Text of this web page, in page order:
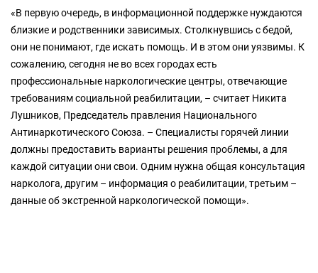
«В первую очередь, в информационной поддержке нуждаются
близкие и родственники зависимых. Столкнувшись с бедой,
они не понимают, где искать помощь. И в этом они уязвимы. К
сожалению, сегодня не во всех городах есть
профессиональные наркологические центры, отвечающие
требованиям социальной реабилитации, – считает Никита
Лушников, Председатель правления Национального
Антинаркотического Союза. – Специалисты горячей линии
должны предоставить варианты решения проблемы, а для
каждой ситуации они свои. Одним нужна общая консультация
нарколога, другим – информация о реабилитации, третьим –
данные об экстренной наркологической помощи».